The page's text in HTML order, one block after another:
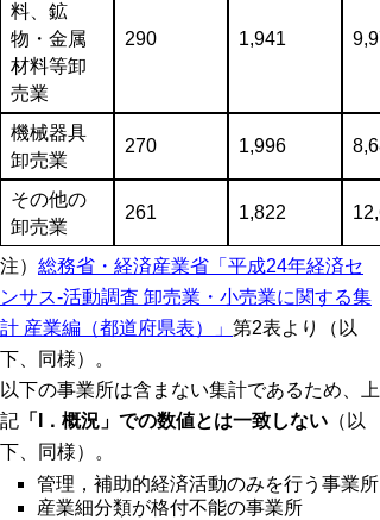
料、鉱
物・金属
材料等卸
売業
290 1,941
機械器具
卸売業
270 1,996
その他の
卸売業
261 1,822
注） 総務省・経済産業省「平成24年経済セ
ンサス-活動調査 卸売業・小売業に関する集
計 産業編（都道府県表）」 第2表より（以
下、同様）。
以下の事業所は含まない集計であるため、上
記 「I．概況」での数値とは一致しない （以
下、同様）。
管理，補助的経済活動のみを行う事業所
産業細分類が格付不能の事業所